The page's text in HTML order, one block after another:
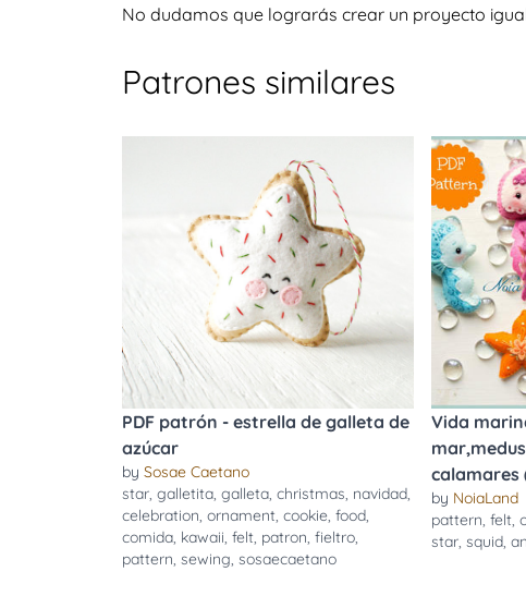
No dudamos que lograrás crear un proyecto
Patrones similares
PDF patrón - estrella de galleta de
azúcar
by Sosae Caetano
star, galletita, galleta, christmas, navidad,
celebration, ornament, cookie, food,
comida, kawaii, felt, patron, fieltro,
pattern, sewing, sosaecaetano
Vida
calamares
by NoiaLand
pattern, felt,
star, squid,